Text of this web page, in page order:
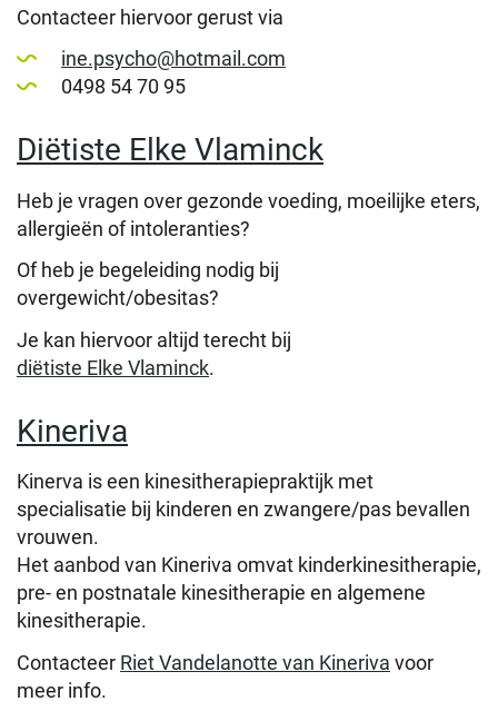
Contacteer hiervoor gerust via
ine.psycho@hotmail.com
0498 54 70 95
Diëtiste Elke Vlaminck
Heb je vragen over gezonde voeding, moeilijke eters,
allergieën of intoleranties?
Of heb je begeleiding nodig bij
overgewicht/obesitas?
Je kan hiervoor altijd terecht bij
diëtiste Elke Vlaminck.
Kineriva
Kinerva is een kinesitherapiepraktijk met
specialisatie bij kinderen en zwangere/pas bevallen
vrouwen.
Het aanbod van Kineriva omvat kinderkinesitherapie,
pre- en postnatale kinesitherapie en algemene
kinesitherapie.
Contacteer Riet Vandelanotte van Kineriva voor
meer info.